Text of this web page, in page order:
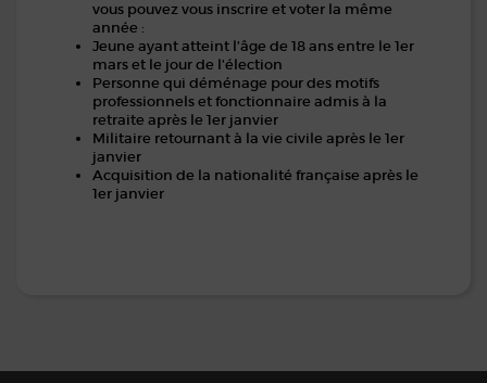
vous pouvez vous inscrire et voter la même
année :
Jeune ayant atteint l’âge de 18 ans entre le 1er
mars et le jour de l’élection
Personne qui déménage pour des motifs
professionnels et fonctionnaire admis à la
retraite après le 1er janvier
Militaire retournant à la vie civile après le 1er
janvier
Acquisition de la nationalité française après le
1er janvier